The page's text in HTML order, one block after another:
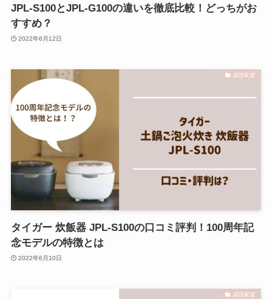
JPL-S100とJPL-G100の違いを徹底比較！どっちがお
すすめ？
2022年6月12日
調理家電
タイガー 炊飯器 JPL-S100の口コミ評判！100周年記
念モデルの特徴とは
2022年6月10日
調理家電